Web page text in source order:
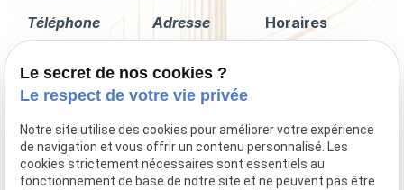
Téléphone
Adresse
Corps de
Garde
Nazaire
Horaires
Le secret de nos cookies ?
Le respect de votre vie privée
Notre site utilise des cookies pour améliorer votre expérience
de navigation et vous offrir un contenu personnalisé. Les
cookies strictement nécessaires sont essentiels au
fonctionnement de base de notre site et ne peuvent pas être